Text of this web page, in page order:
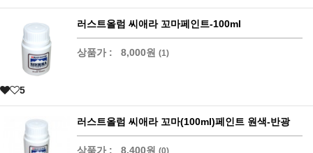
러스트올럼 씨애라 꼬마페인트-100ml
상품가 : 8,000원 (1)
5
러스트올럼 씨애라 꼬마(100ml)페인트 원색-반광
상품가 : 8,400원 (0)